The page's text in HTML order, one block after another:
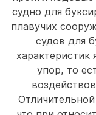
судно для
плавучих
судов для
характеристик
упор, то